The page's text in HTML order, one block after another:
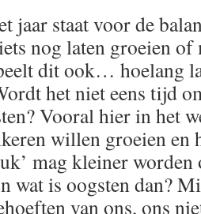
jaar staat voor de
nog laten groeien of
dit ook… hoelang
het niet eens tijd
Vooral hier in het
willen groeien en
mag kleiner worden
wat is oogsten dan?
van ons, ons